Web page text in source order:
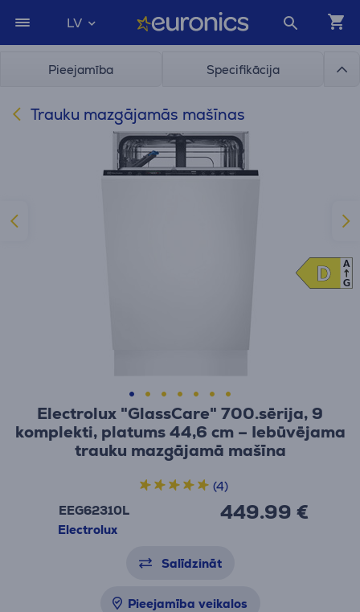
LV
Pieejamība Specifikācija
Trauku mazgājamās mašīnas
Electrolux "GlassCare" 700.sērija, 9
komplekti, platums 44,6 cm – Iebūvējama
trauku mazgājamā mašīna
EEG62310L
Electrolux
449.99 €
(4)
Salīdzināt
Pieejamība veikalos
D
D
A
G